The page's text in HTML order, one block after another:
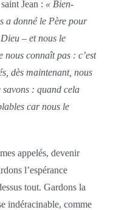
Jean : « Bien-
a donné le Père pour
– et nous le
nous connaît pas : c’est
dès maintenant, nous
savons : quand cela
car nous le
appelés, devenir
l’espérance
tout. Gardons la
indéracinable, comme